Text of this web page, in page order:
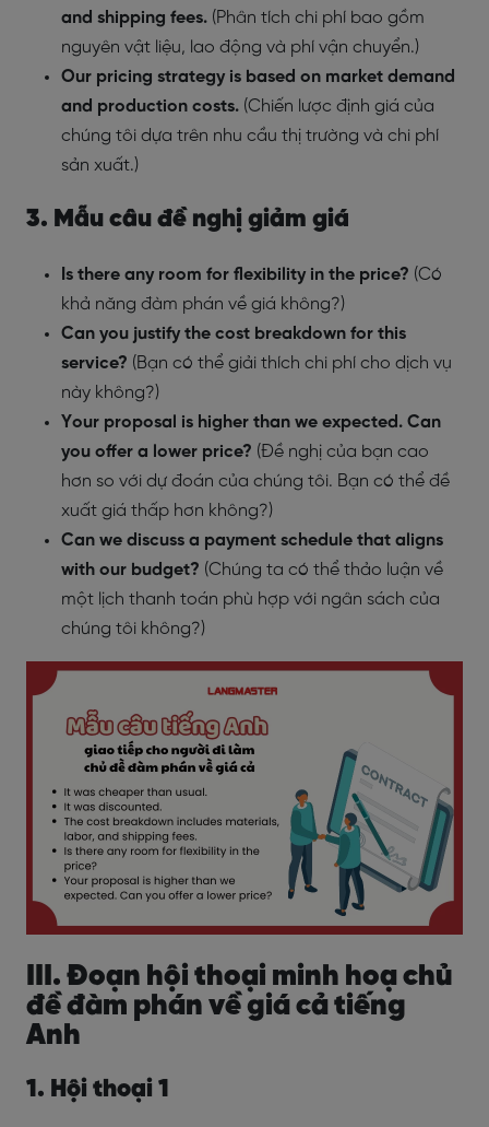
and shipping fees. (Phân tích chi phí bao gồm
nguyên vật liệu, lao động và phí vận chuyển.)
Our pricing strategy is based on market demand
and production costs. (Chiến lược định giá của
chúng tôi dựa trên nhu cầu thị trường và chi phí
sản xuất.)
3. Mẫu câu đề nghị giảm giá
Is there any room for flexibility in the price? (Có
khả năng đàm phán về giá không?)
Can you justify the cost breakdown for this
service? (Bạn có thể giải thích chi phí cho dịch vụ
này không?)
Your proposal is higher than we expected. Can
you offer a lower price? (Đề nghị của bạn cao
hơn so với dự đoán của chúng tôi. Bạn có thể đề
xuất giá thấp hơn không?)
Can we discuss a payment schedule that aligns
with our budget? (Chúng ta có thể thảo luận về
một lịch thanh toán phù hợp với ngân sách của
chúng tôi không?)
III. Đoạn hội thoại minh hoạ chủ
đề đàm phán về giá cả tiếng
Anh
1. Hội thoại 1